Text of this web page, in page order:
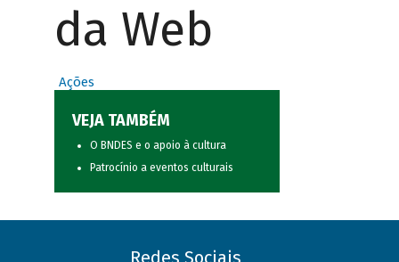
da Web
Ações
VEJA TAMBÉM
O BNDES e o apoio à cultura
Patrocínio a eventos culturais
Redes Sociais